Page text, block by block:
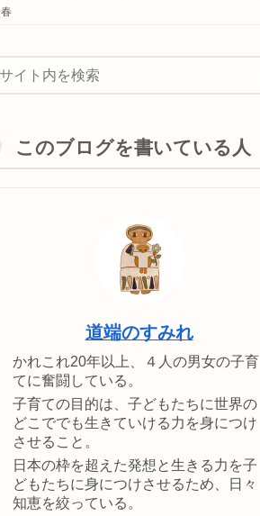
春
このブログを書いている人
道端のすみれ
かれこれ20年以上、４人の男女の子育
てに奮闘している。
子育ての目的は、子どもたちに世界の
どこででも生きていける力を身につけ
させること。
日本の枠を超えた発想と生きる力を子
どもたちに身につけさせるため、日々
知恵を絞っている。